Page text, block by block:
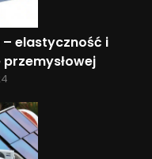
elastyczność i